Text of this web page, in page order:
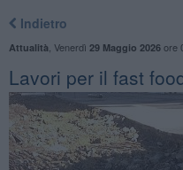
Indietro
Attualità Venerdì 29 Maggio 2026ore
Lavori per il fast